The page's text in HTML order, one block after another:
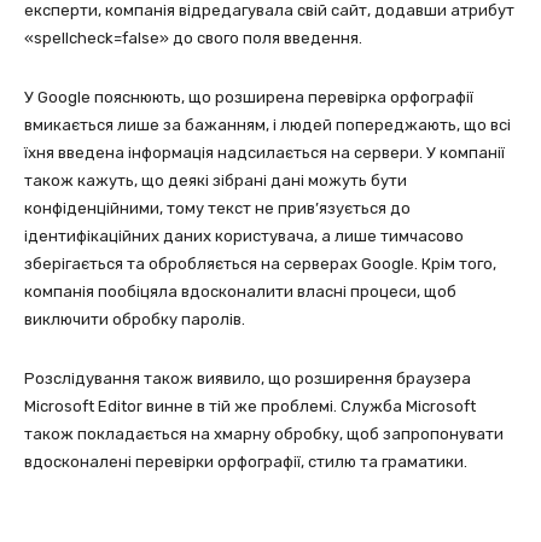
експерти, компанія відредагувала свій сайт, додавши атрибут
«spellcheck=false» до свого поля введення.
У Google пояснюють, що розширена перевірка орфографії
вмикається лише за бажанням, і людей попереджають, що всі
їхня введена інформація надсилається на сервери. У компанії
також кажуть, що деякі зібрані дані можуть бути
конфіденційними, тому текст не прив’язується до
ідентифікаційних даних користувача, а лише тимчасово
зберігається та обробляється на серверах Google. Крім того,
компанія пообіцяла вдосконалити власні процеси, щоб
виключити обробку паролів.
Розслідування також виявило, що розширення браузера
Microsoft Editor винне в тій же проблемі. Служба Microsoft
також покладається на хмарну обробку, щоб запропонувати
вдосконалені перевірки орфографії, стилю та граматики.